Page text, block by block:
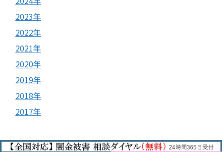
2023年
2022年
2021年
2020年
2019年
2018年
2017年